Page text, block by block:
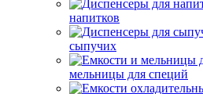
напитков
сыпучих
мельницы для специй